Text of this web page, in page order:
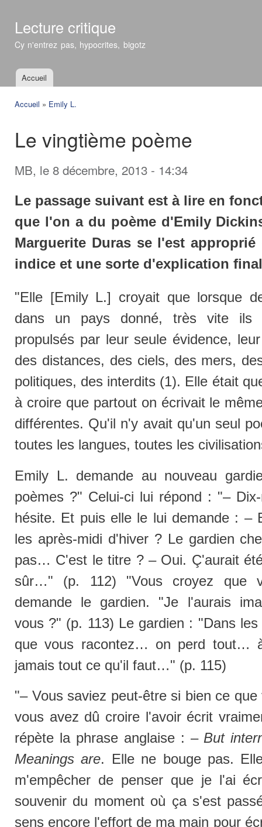
Lecture critique
Cy n'entrez pas, hypocrites, bigotz
Menu principal
Accueil
Accueil » Emily L.
Le vingtième poème
MB, le 8 décembre, 2013 - 14:34
Le passage suivant est à lire en
que l'on a du poème d'Emily
Marguerite Duras se l'est
indice et une sorte d'explication
"Elle [Emily L.] croyait que lorsque
dans un pays donné, très vite ils
propulsés par leur seule évidence,
des distances, des ciels, des mers,
politiques, des interdits (1). Elle était
à croire que partout on écrivait le
différentes. Qu'il n'y avait qu'un seul
toutes les langues, toutes les
Emily L. demande au nouveau
poèmes ?" Celui-ci lui répond : "–
hésite. Et puis elle le lui demande : –
les après-midi d'hiver ? Le gardien
pas… C'est le titre ? – Oui. Ç'aurait
sûr…" (p. 112) "Vous croyez que
demande le gardien. "Je l'aurais
vous ?" (p. 113) Le gardien : "Dans
que vous racontez… on perd tout…
jamais tout ce qu'il faut…" (p. 115)
"– Vous saviez peut-être si bien ce
vous avez dû croire l'avoir écrit
répète la phrase anglaise : –But
Meanings are. Elle ne bouge pas.
m'empêcher de penser que je l'ai
souvenir du moment où ça s'est
sens encore l'effort de ma main pour